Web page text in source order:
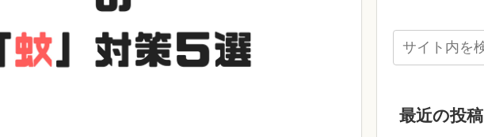
最近の投稿